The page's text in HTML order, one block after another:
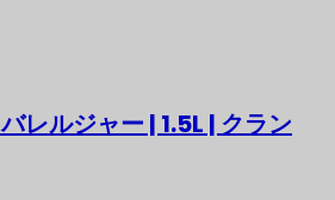
レルジャー | 1.5L | クラン